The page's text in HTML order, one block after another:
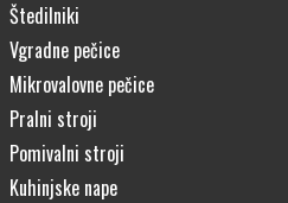
Štedilniki
Vgradne pečice
Mikrovalovne pečice
Pralni stroji
Pomivalni stroji
Kuhinjske nape